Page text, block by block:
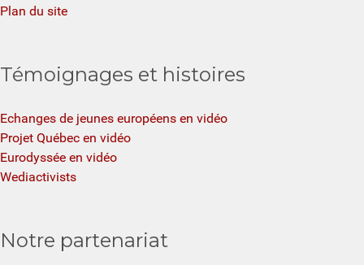
Plan du site
Témoignages et histoires
Echanges de jeunes européens en vidéo
Projet Québec en vidéo
Eurodyssée en vidéo
Wediactivists
Notre partenariat